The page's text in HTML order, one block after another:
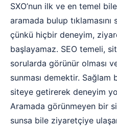
SXO’nun ilk ve en temel
aramada bulup
çünkü hiçbir deneyim,
başlayamaz. SEO temeli,
sorularda görünür olması
sunması demektir.
siteye getirerek deneyim
Aramada görünmeyen bir
sunsa bile ziyaretçiye